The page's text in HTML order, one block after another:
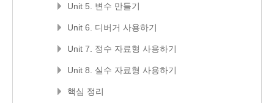
Unit 5. 변수 만들기
Unit 6. 디버거 사용하기
Unit 7. 정수 자료형 사용하기
Unit 8. 실수 자료형 사용하기
핵심 정리